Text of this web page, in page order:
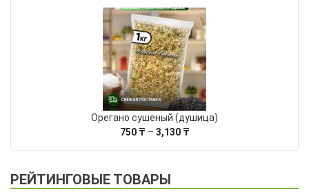
Орегано сушеный (душица)
750 ₸ – 3,130 ₸Диапазон
3,130 ₸
РЕЙТИНГОВЫЕ ТОВАРЫ